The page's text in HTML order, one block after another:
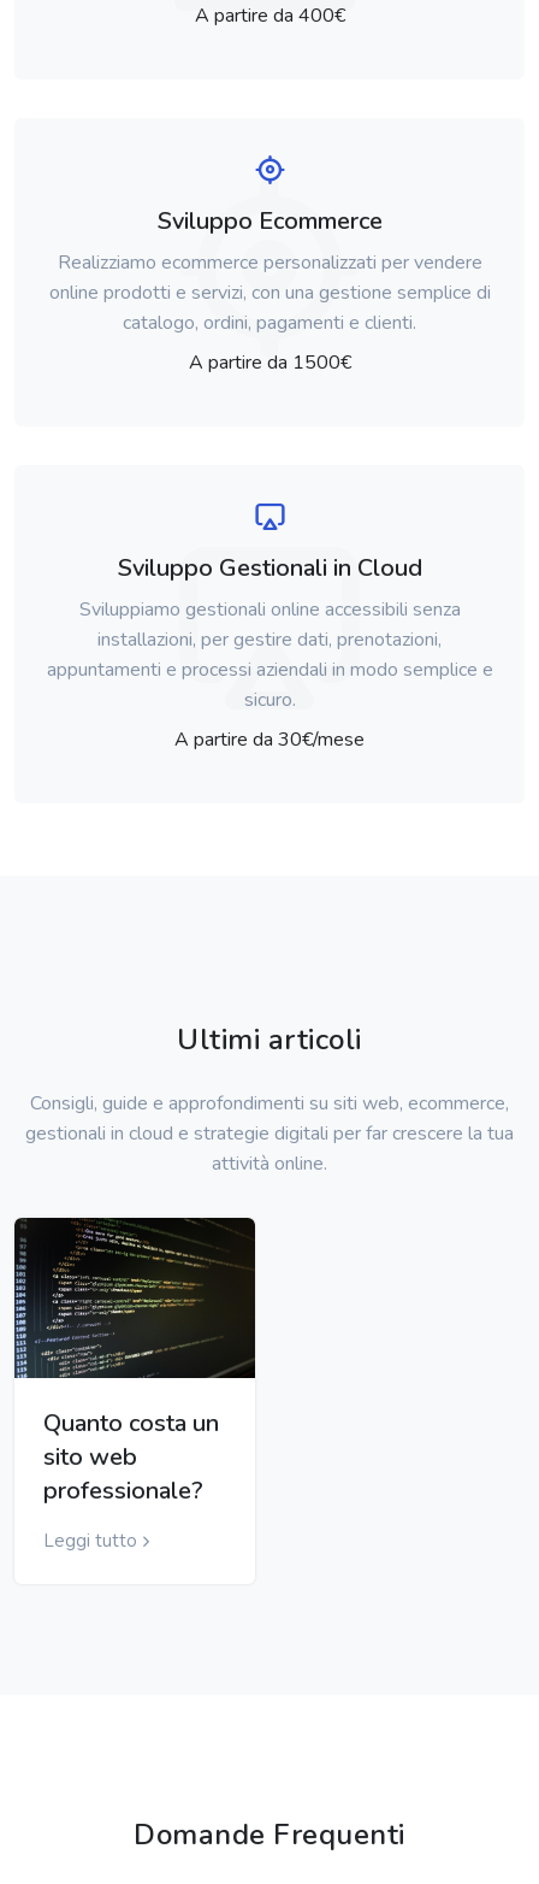
A partire da 400€
Sviluppo Ecommerce
Realizziamo ecommerce personalizzati per vendere
online prodotti e servizi, con una gestione semplice di
catalogo, ordini, pagamenti e clienti.
A partire da 1500€
Sviluppo Gestionali in Cloud
Sviluppiamo gestionali online accessibili senza
installazioni, per gestire dati, prenotazioni,
appuntamenti e processi aziendali in modo semplice e
sicuro.
A partire da 30€/mese
Ultimi articoli
Consigli, guide e approfondimenti su siti web, ecommerce,
gestionali in cloud e strategie digitali per far crescere la tua
attività online.
Quanto costa un
sito web
professionale?
Leggi tutto
Domande Frequenti